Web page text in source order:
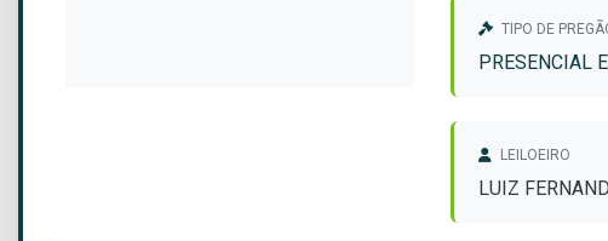
TIPO DE
PRESENCIAL
LEILOEIRO
LUIZ